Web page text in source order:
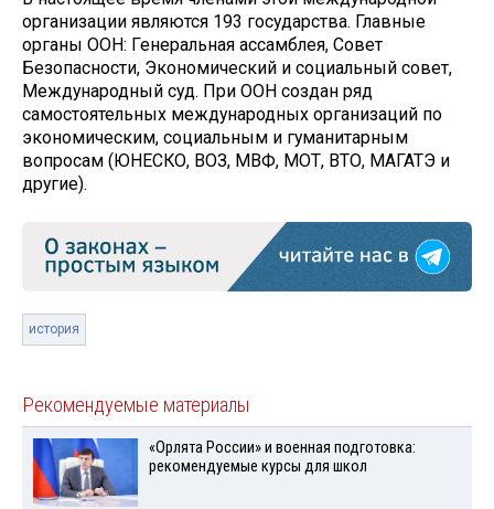
организации являются 193 государства. Главные
органы ООН: Генеральная ассамблея, Совет
Безопасности, Экономический и социальный совет,
Международный суд. При ООН создан ряд
самостоятельных международных организаций по
экономическим, социальным и гуманитарным
вопросам (ЮНЕСКО, ВОЗ, МВФ, МОТ, ВТО, МАГАТЭ и
другие).
история
Рекомендуемые материалы
«Орлята России» и военная подготовка:
рекомендуемые курсы для школ